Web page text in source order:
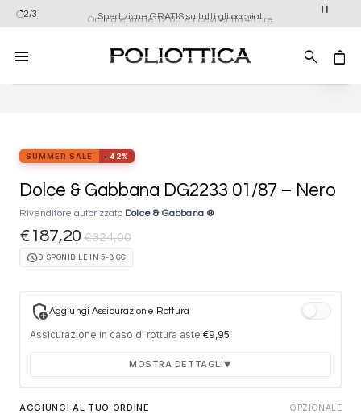
Salta
ai
contenuti
2/3
Spedizione GRATIS su tutti gli occhiali
Ordina entro le 12:00 e ricevi entro 48 ore
SUMMER SALE -42%
Dolce & Gabbana DG2233 01/87 – Nero
Rivenditore autorizzato Dolce & Gabbana ®
€187,20 €324,00
scheduleDISPONIBILE IN 5-8 GG
add_moderatorAggiungi Assicurazione Rottura
Assicurazione in caso di rottura aste €9,95
MOSTRA DETTAGLI▼
Durata 12 mesi dalla consegna dell'ordine
AGGIUNGI AL TUO ORDINE OPZIONALE